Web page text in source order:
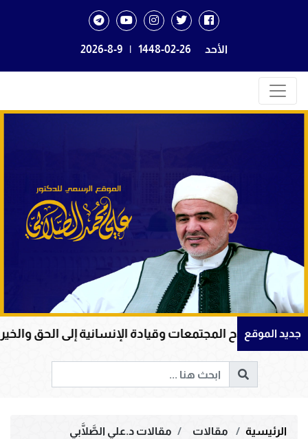
الأحد 1448-02-26
|
2026-8-9
جديد الموقع
وقيادة الإنسانية إلى الحق والخير أم
الرئيسية مقالات
مقالات د.علي الصَّلَّابي